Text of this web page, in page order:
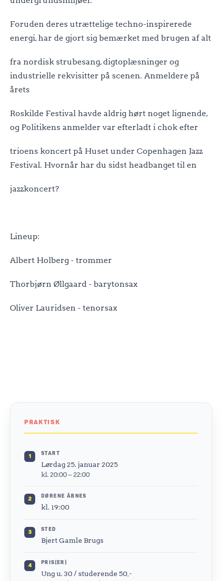
Foruden deres utrættelige techno-inspirerede
energi, har de gjort sig bemærket med brugen af alt
fra nordisk strubesang, digtoplæsninger og
industrielle rekvisitter på scenen. Anmeldere på
årets
Roskilde Festival havde aldrig hørt noget lignende,
og Politikens anmelder var efterladt i chok efter
trioens koncert på Huset under Copenhagen Jazz
Festival. Hvornår har du sidst headbanget til en
jazzkoncert?
Lineup:
Albert Holberg - trommer
Thorbjørn Øllgaard - barytonsax
Oliver Lauridsen - tenorsax
PRAKTISK
1 START
Lørdag 25. januar 2025
kl. 20:00 – 22:00
2 DØRENE ÅBNES
kl. 19:00
3 STED
Bjert Gamle Brugs
4 PRIS(ER)
Ung u. 30 / studerende 50,-